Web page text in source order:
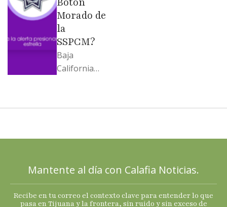
Morado de
la
SSPCM?
Baja
California
2025 con
termómetro
s
económicos.
Mantente al día con Calafia Noticias.
Recibe en tu correo el contexto clave para entender lo que
pasa en Tijuana y la frontera, sin ruido y sin exceso de